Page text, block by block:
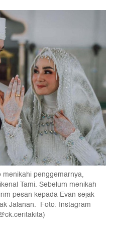
penggemarnya,
Tami. Sebelum menikah
pesan kepada Evan sejak
Jalanan. Foto: Instagram